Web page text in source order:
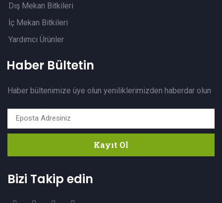
Dış Mekan Bitkileri
İç Mekan Bitkileri
Yardımcı Ürünler
Haber Bültetin
Haber bültenimize üye olun yeniliklerimizden haberdar olun
Kayıt Ol
Bizi Takip edin